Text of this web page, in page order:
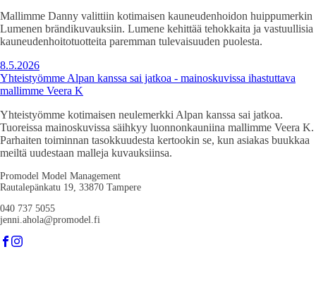
Mallimme Danny valittiin kotimaisen kauneudenhoidon huippumerkin
Lumenen brändikuvauksiin. Lumene kehittää tehokkaita ja vastuullisia
kauneudenhoitotuotteita paremman tulevaisuuden puolesta.
8.5.2026
Yhteistyömme Alpan kanssa sai jatkoa - mainoskuvissa ihastuttava
mallimme Veera K
Yhteistyömme kotimaisen neulemerkki Alpan kanssa sai jatkoa.
Tuoreissa mainoskuvissa säihkyy luonnonkauniina mallimme Veera K.
Parhaiten toiminnan tasokkuudesta kertookin se, kun asiakas buukkaa
meiltä uudestaan malleja kuvauksiinsa.
Promodel Model Management
Rautalepänkatu 19, 33870 Tampere
040 737 5055
jenni.ahola@promodel.fi